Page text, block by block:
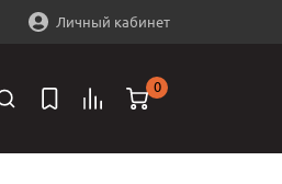
Личный кабинет
0